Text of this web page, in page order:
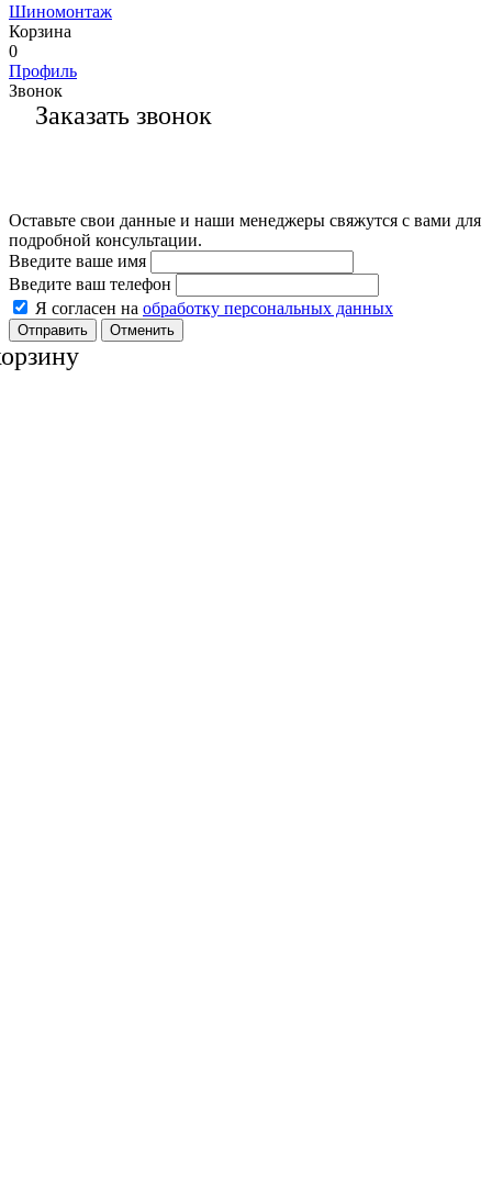
Шиномонтаж
Корзина
0
Профиль
Звонок
Заказать звонок
Оставьте свои данные и наши менеджеры свяжутся с вами для
подробной консультации.
Введите ваше имя
Введите ваш телефон
Я согласен на обработку персональных данных
Отменить